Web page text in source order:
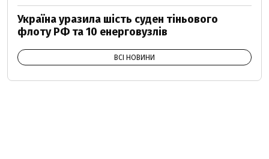
Україна уразила шість суден тіньового
флоту РФ та 10 енерговузлів
ВСІ НОВИНИ